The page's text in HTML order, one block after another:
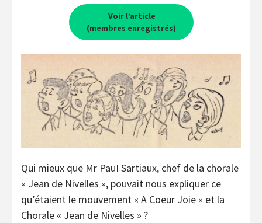
Voir l’article
(membres enregistrés)
Qui mieux que Mr PauI Sartiaux, chef de la chorale
« Jean de Nivelles », pouvait nous expliquer ce
qu’étaient le mouvement « A Coeur Joie » et la
Chorale « Jean de Nivelles » ?